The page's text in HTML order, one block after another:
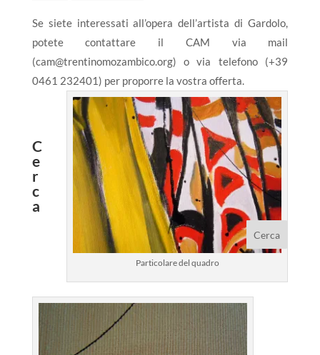
Se siete interessati all’opera dell’artista di Gardolo,
potete contattare il CAM via mail
(cam@trentinomozambico.org) o via telefono (+39
0461 232401) per proporre la vostra offerta.
Particolare del quadro
C
e
r
c
a